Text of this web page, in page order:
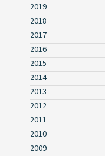
2019
2018
2017
2016
2015
2014
2013
2012
2011
2010
2009